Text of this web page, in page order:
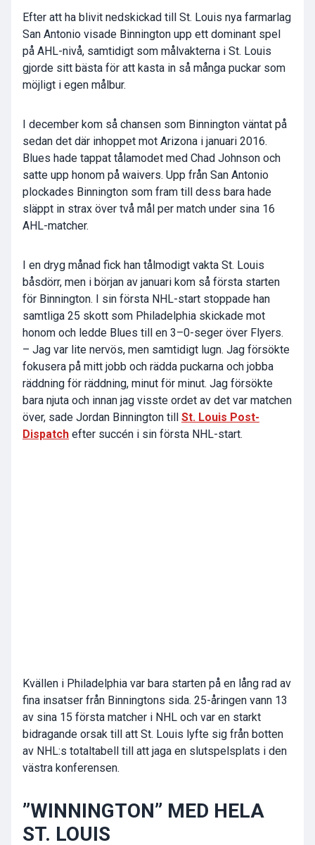
Efter att ha blivit nedskickad till St. Louis nya farmarlag
San Antonio visade Binnington upp ett dominant spel
på AHL-nivå, samtidigt som målvakterna i St. Louis
gjorde sitt bästa för att kasta in så många puckar som
möjligt i egen målbur.
I december kom så chansen som Binnington väntat på
sedan det där inhoppet mot Arizona i januari 2016.
Blues hade tappat tålamodet med Chad Johnson och
satte upp honom på waivers. Upp från San Antonio
plockades Binnington som fram till dess bara hade
släppt in strax över två mål per match under sina 16
AHL-matcher.
I en dryg månad fick han tålmodigt vakta St. Louis
båsdörr, men i början av januari kom så första starten
för Binnington. I sin första NHL-start stoppade han
samtliga 25 skott som Philadelphia skickade mot
honom och ledde Blues till en 3–0-seger över Flyers.
– Jag var lite nervös, men samtidigt lugn. Jag försökte
fokusera på mitt jobb och rädda puckarna och jobba
räddning för räddning, minut för minut. Jag försökte
bara njuta och innan jag visste ordet av det var matchen
över, sade Jordan Binnington till St. Louis Post-
Dispatch efter succén i sin första NHL-start.
Kvällen i Philadelphia var bara starten på en lång rad av
fina insatser från Binningtons sida. 25-åringen vann 13
av sina 15 första matcher i NHL och var en starkt
bidragande orsak till att St. Louis lyfte sig från botten
av NHL:s totaltabell till att jaga en slutspelsplats i den
västra konferensen.
”WINNINGTON” MED HELA
ST. LOUIS